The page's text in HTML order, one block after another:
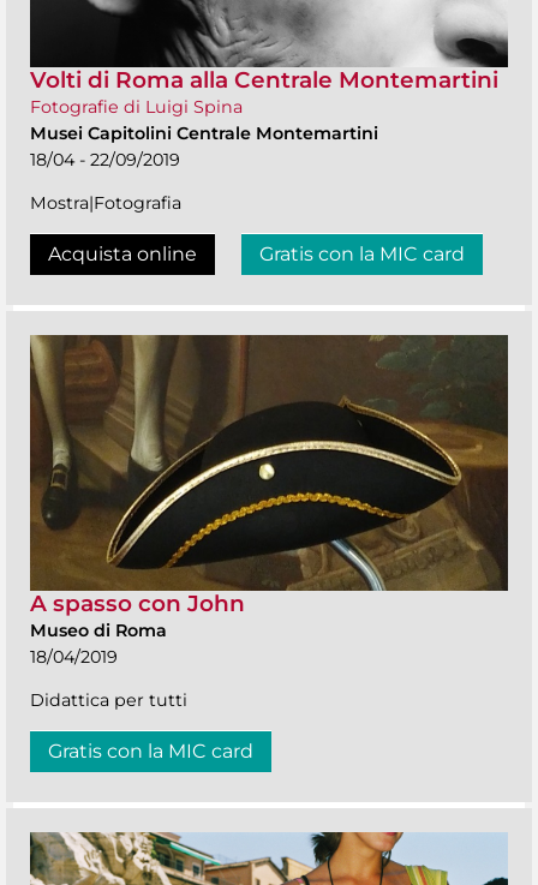
Volti di Roma alla Centrale Montemartini
Fotografie di Luigi Spina
Musei Capitolini Centrale Montemartini
18/04 - 22/09/2019
Mostra|Fotografia
Acquista online Gratis con la MIC card
A spasso con John
Museo di Roma
18/04/2019
Didattica per tutti
Gratis con la MIC card